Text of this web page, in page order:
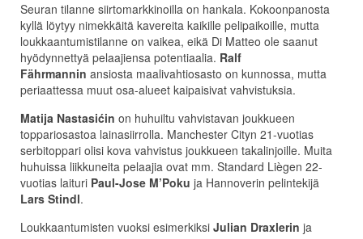
Seuran tilanne siirtomarkkinoilla on hankala. Kokoonpanosta
kyllä löytyy nimekkäitä kavereita kaikille pelipaikoille, mutta
loukkaantumistilanne on vaikea, eikä Di Matteo ole saanut
hyödynnettyä pelaajiensa potentiaalia. Ralf
Fährmannin ansiosta maalivahtiosasto on kunnossa, mutta
periaattessa muut osa-alueet kaipaisivat vahvistuksia.
Matija Nastasićin on huhuiltu vahvistavan joukkueen
toppariosastoa lainasiirrolla. Manchester Cityn 21-vuotias
serbitoppari olisi kova vahvistus joukkueen takalinjoille. Muita
huhuissa liikkuneita pelaajia ovat mm. Standard Liègen 22-
vuotias laituri Paul-Jose M’Poku ja Hannoverin pelintekijä
Lars Stindl.
Loukkaantumisten vuoksi esimerkiksi Julian Draxlerin ja